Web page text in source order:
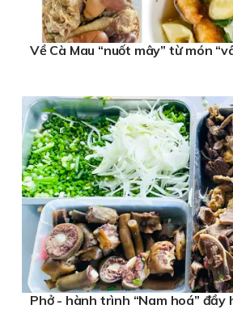
Về Cà Mau “nuốt mây” từ món
Phở - hành trình “Nam hoá” đầy